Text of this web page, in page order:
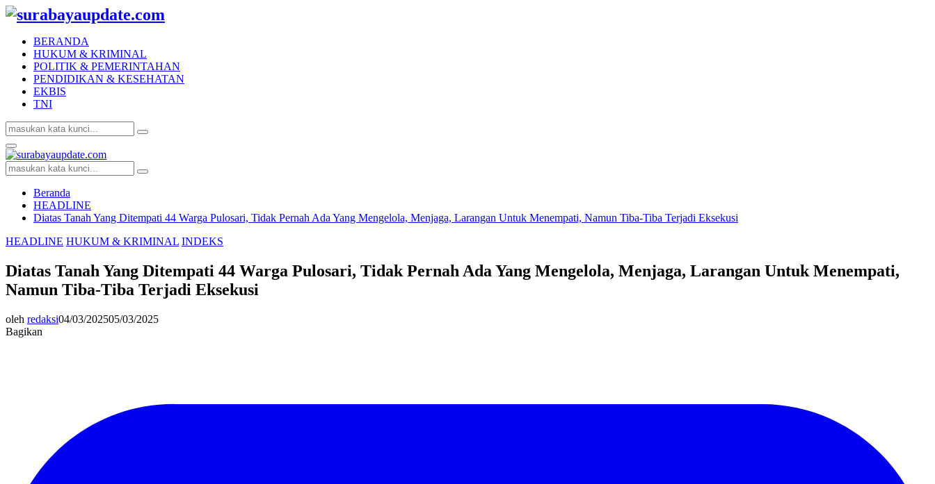
BERANDA
HUKUM & KRIMINAL
POLITIK & PEMERINTAHAN
PENDIDIKAN & KESEHATAN
EKBIS
TNI
Search
for:
Search
Facebook
Twitter
Youtube
Primary
Menu
Search
for:
Search
Beranda
HEADLINE
Diatas Tanah Yang Ditempati 44 Warga Pulosari, Tidak Pernah Ada Yang Mengelola, Menjaga, Larangan Untuk Menempati, Namun Tiba-Tiba Terjadi Eksekusi
HEADLINE HUKUM & KRIMINAL INDEKS
Diatas Tanah Yang Ditempati 44 Warga Pulosari, Tidak Pernah Ada Yang Mengelola, Menjaga, Larangan Untuk Menempati,
Namun Tiba-Tiba Terjadi Eksekusi
oleh redaksi04/03/202505/03/2025
Bagikan